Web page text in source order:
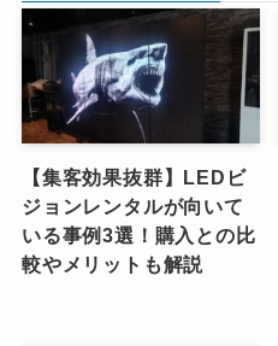
【集客効果抜群】LEDビ
ジョンレンタルが向いて
いる事例3選！購入との比
較やメリットも解説